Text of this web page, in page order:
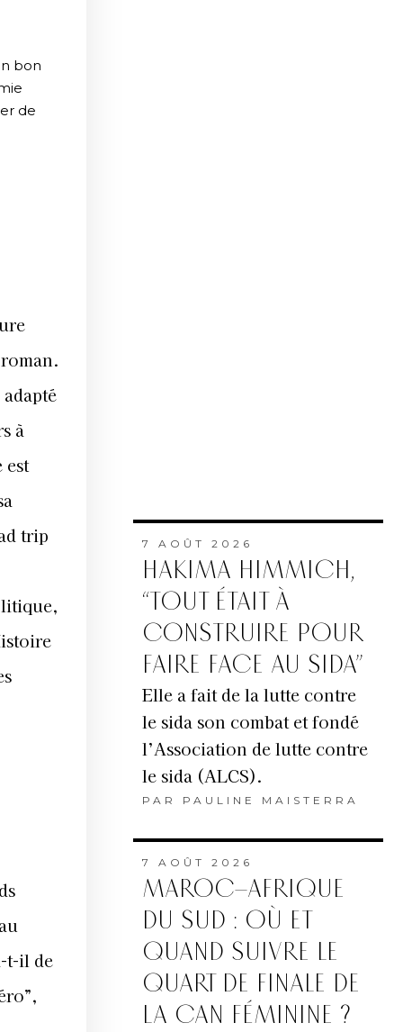
bon
de
à
est
trip
t-il de
7 AOÛT 2026
HAKIMA HIMMICH,
“TOUT ÉTAIT À
CONSTRUIRE POUR
FAIRE FACE AU SIDA”
Elle a fait de la lutte contre
le sida son combat et fondé
l’Association de lutte contre
le sida (ALCS).
PAR PAULINE MAISTERRA
7 AOÛT 2026
MAROC–AFRIQUE
DU SUD : OÙ ET
QUAND SUIVRE LE
QUART DE FINALE DE
LA CAN FÉMININE ?